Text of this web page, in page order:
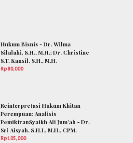
Hukum Bisnis - Dr. Wilma
Silalahi, S.H., M.H.; Dr. Christine
S.T. Kansil, S.H., M.H.
Rp80,000
Reinterpretasi Hukum Khitan
Perempuan: Analisis
PemikiranSyaikh Ali Jum’ah - Dr.
Sri Aisyah, S.H.I., M.H., CPM.
Rp105,000